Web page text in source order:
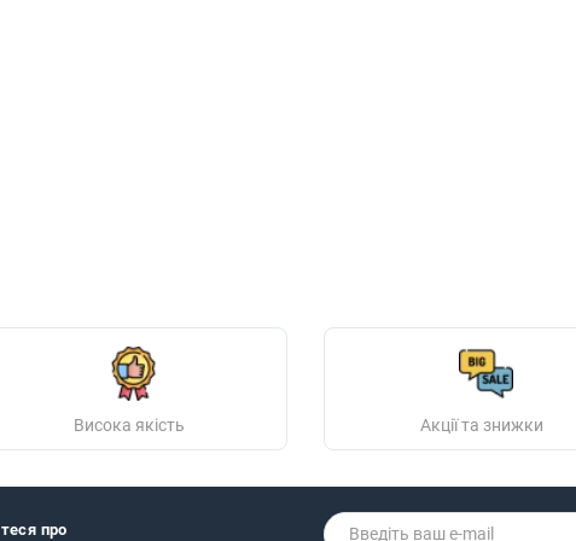
Висока якість Акції та знижки
про